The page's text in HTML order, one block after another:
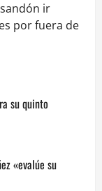
ir
por fuera de
su quinto
«evalúe su